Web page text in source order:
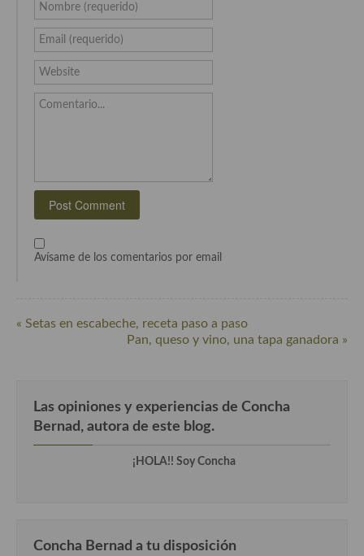
Cocina Murciana
Cocina Navarra
Cocina Riojana
Cocina Valenciana
Cocina Alemana
Cocina Austriaca
Cocina de la Republica Checa
Cocina de Polonia
Nombre (requerido)
Email (requerido)
Website
Comentario...
Avísame de los comentarios por email
« Setas en escabeche, receta paso a paso
Pan, queso y vino, una tapa ganadora »
Las opiniones y experiencias de Concha
Bernad, autora de este blog.
¡HOLA!! Soy Concha
Concha Bernad a tu disposición